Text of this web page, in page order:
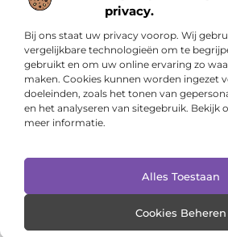
privacy.
Bij ons staat uw privacy voorop. Wij
vergelijkbare technologieën om te
gebruikt en om uw online ervaring zo
maken. Cookies kunnen worden ingezet
doeleinden, zoals het tonen van
en het analyseren van sitegebruik. Bekijk
meer informatie.
Alles Toestaan
Cookies Beheren
Geheimen achter het
copywriters in Oldenzaal
Een kwalitatieve copywriter in
succes voor lokale